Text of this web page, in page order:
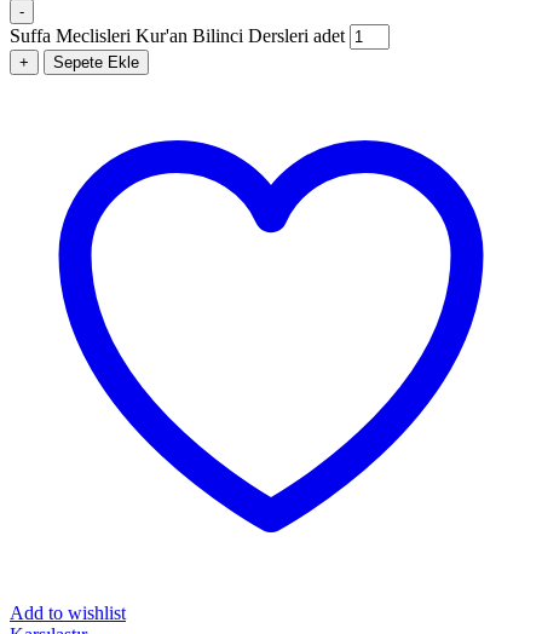
-
Suffa Meclisleri Kur'an Bilinci Dersleri adet
+ Sepete Ekle
Add to wishlist